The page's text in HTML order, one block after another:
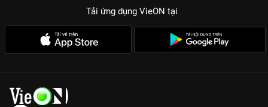
Tải ứng dụng VieON tại